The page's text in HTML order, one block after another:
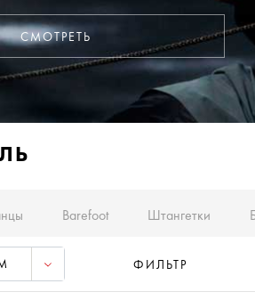
CМОТРЕТЬ
Barefoot Штангетки
ФИЛЬТР